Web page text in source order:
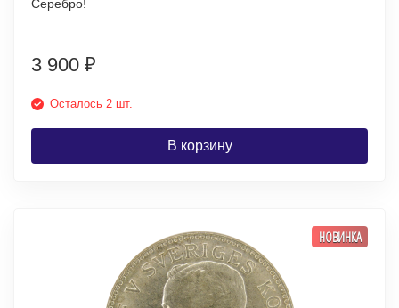
Серебро!
3 900 ₽
Осталось 2 шт.
В корзину
НОВИНКА